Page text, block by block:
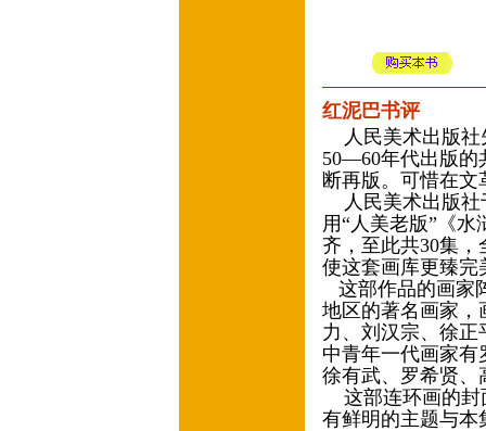
红泥巴书评
人民美术出版社
50—60年代出版的
断再版。可惜在
人民美术出版社
用“人美老版”《
齐，至此共30集
使这套画库更臻
这部作品的画家
地区的著名画家，
力、刘汉宗、徐
中青年一代画家
徐有武、罗希贤
这部连环画的封
有鲜明的主题与本